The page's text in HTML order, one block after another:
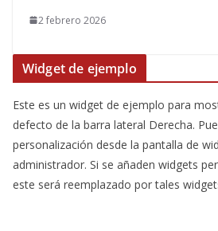
2 febrero 2026
Widget de ejemplo
Este es un widget de ejemplo para
defecto de la barra lateral Derecha.
personalización desde la pantalla de
administrador. Si se añaden widgets
este será reemplazado por tales